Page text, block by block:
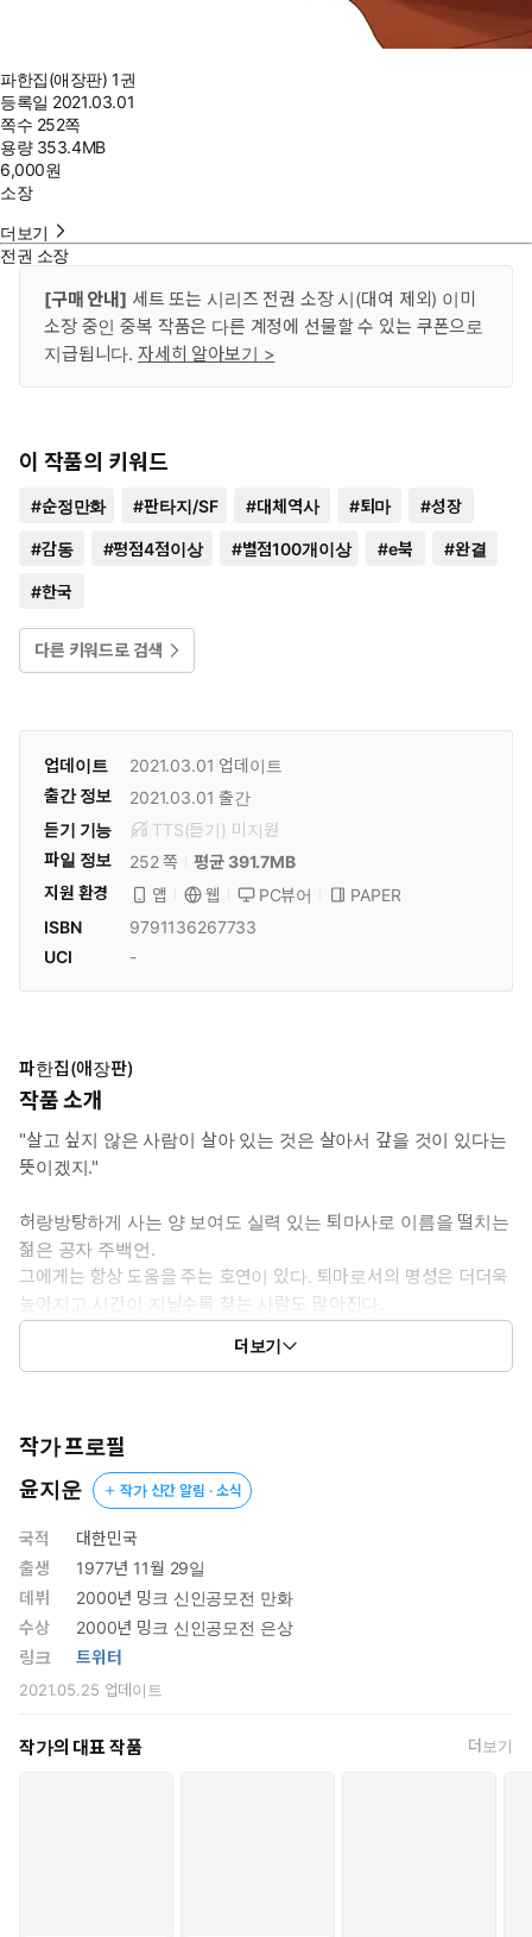
파한집(애장판) 1권
등록일 2021.03.01
쪽수 252쪽
용량 353.4MB
6,000원
소장
더보기
전권 소장
[구매 안내] 세트 또는 시리즈 전권 소장 시(대여 제외) 이미
소장 중인 중복 작품은 다른 계정에 선물할 수 있는 쿠폰으로
지급됩니다. 자세히 알아보기 >
이 작품의 키워드
#순정만화 #판타지/SF #대체역사 #퇴마 #성장
#감동 #평점4점이상 #별점100개이상 #e북 #완결
#한국
다른 키워드로 검색
업데이트 2021.03.01 업데이트
출간 정보
2021.03.01 출간
듣기 기능
TTS(듣기) 미 지원
파일 정보
252 쪽
평균 391.7MB
지원 환경
앱 웹 PC뷰어
PAPER
ISBN
9791136267733
UCI
-
파한집(애장판)
작품 소개
"살고 싶지 않은 사람이 살아 있는 것은 살아서 갚을 것이 있다는
뜻이겠지."
허랑방탕하게 사는 양 보여도 실력 있는 퇴마사로 이름을 떨치는
젊은 공자 주백언.
그에게는 항상 도움을 주는 호연이 있다. 퇴마로서의 명성은 더더욱
높아지고 시간이 지날수록 찾는 사람도 많아진다.
하지만 그렇게 찾아오는 사람들 중엔 거짓을 품은 이도 있으니, 오히
더보기
작가 프로필
윤지운
작가 신간 알림 · 소식
국적
대한민국
출생
1977년 11월 29일
데뷔
2000년 밍크 신인공모전 만화
수상
2000년 밍크 신인공모전 은상
링크
트위터
2021.05.25 업데이트
작가의 대표 작품 더보기